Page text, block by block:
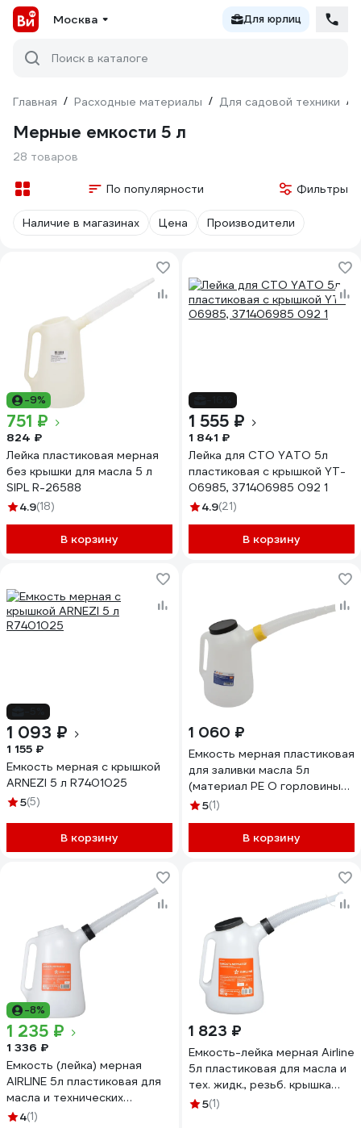
Москва Для юрлиц
Поиск в каталоге
Главная / Расходные материалы / Для садовой техники /
Мерные емкости 5 л
28 товаров
По популярности Фильтры
Наличие в магазинах Цена Производители
-9%
751 ₽
824 ₽
Лейка пластиковая мерная
без крышки для масла 5 л
SIPL R-26588
4.9(18)
В корзину
1 555 ₽
1 841 ₽
Лейка для СТО YATO 5л
пластиковая с крышкой YT-
06985, 371406985 092 1
4.9(21)
В корзину
1 093 ₽
1 155 ₽
Емкость мерная с крышкой
ARNEZI 5 л R7401025
5(5)
В корзину
1 060 ₽
Емкость мерная пластиковая
для заливки масла 5л
(материал PE O горловины
23мм) LIGE LG-14033 872325
5(1)
В корзину
-8%
1 235 ₽
1 336 ₽
Емкость (лейка) мерная
AIRLINE 5л пластиковая для
масла и технических
жидкостей APFL015
4(1)
1 823 ₽
Емкость-лейка мерная Airline
5л пластиковая для масла и
тех. жидк., резьб. крышка
APFL005
5(1)